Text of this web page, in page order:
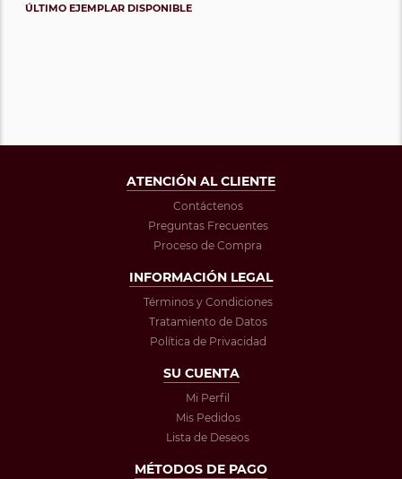
ÚLTIMO EJEMPLAR DISPONIBLE
ATENCIÓN AL CLIENTE
Contáctenos
Preguntas Frecuentes
Proceso de Compra
INFORMACIÓN LEGAL
Términos y Condiciones
Tratamiento de Datos
Política de Privacidad
SU CUENTA
Mi Perfil
Mis Pedidos
Lista de Deseos
MÉTODOS DE PAGO